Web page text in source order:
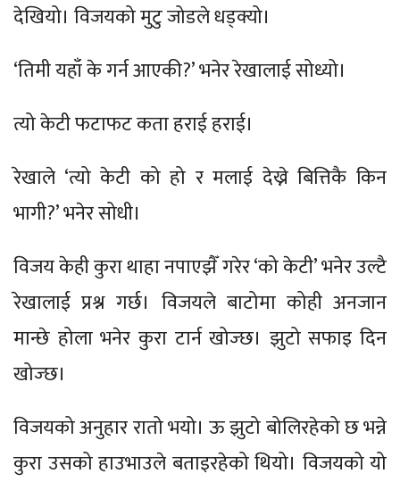
देखियो। विजयको मुटु जोडले धड्क्यो।
‘तिमी यहाँ के गर्न आएकी?’ भनेर रेखालाई सोध्यो।
त्यो केटी फटाफट कता हराई हराई।
रेखाले ‘त्यो केटी को हो र मलाई देख्ने बित्तिकै किन
भागी?’ भनेर सोधी।
विजय केही कुरा थाहा नपाएझैँ गरेर ‘को केटी’ भनेर उल्टै
रेखालाई प्रश्न गर्छ। विजयले बाटोमा कोही अनजान
मान्छे होला भनेर कुरा टार्न खोज्छ। झुटो सफाइ दिन
खोज्छ।
विजयको अनुहार रातो भयो। ऊ झुटो बोलिरहेको छ भन्ने
कुरा उसको हाउभाउले बताइरहेको थियो। विजयको यो